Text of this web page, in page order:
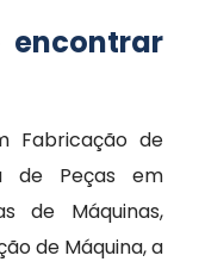
encontrar
Fabricação de
de Peças em
de Máquinas,
de Máquina, a